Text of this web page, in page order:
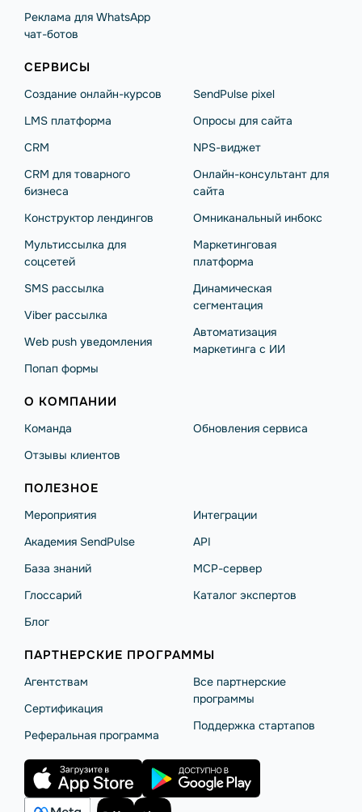
Реклама для WhatsApp
чат-ботов
СЕРВИСЫ
Создание онлайн-курсов
LMS платформа
CRM
CRM для товарного
бизнеса
Конструктор лендингов
Мультиссылка для
соцсетей
SMS рассылка
Viber рассылка
Web push уведомления
Попап формы
SendPulse pixel
Опросы для сайта
NPS-виджет
Онлайн-консультант для
сайта
Омниканальный инбокс
Маркетинговая
платформа
Динамическая
сегментация
Автоматизация
маркетинга с ИИ
О КОМПАНИИ
Команда
Отзывы клиентов
Обновления сервиса
ПОЛЕЗНОЕ
Мероприятия
Академия SendPulse
База знаний
Глоссарий
Блог
Интеграции
API
MCP-сервер
Каталог экспертов
ПАРТНЕРСКИЕ ПРОГРАММЫ
Агентствам
Сертификация
Реферальная программа
Все партнерские
программы
Поддержка стартапов